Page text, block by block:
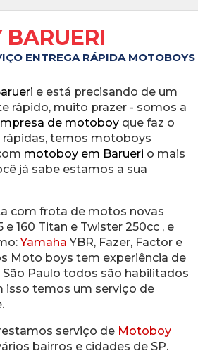
ENTREGA RÁPIDA MOTOBOYS
e está precisando de um
rápido, muito prazer - somos a
de motoboy que faz o
temos motoboys
motoboy em Barueri o mais
já sabe estamos a sua
com frota de motos novas
e 160 Titan e Twister 250cc , e
Yamaha YBR, Fazer, Factor e
Moto boys tem experiência de
Paulo todos são habilitados
isso temos um serviço de
serviço de Motoboy
bairros e cidades de SP.